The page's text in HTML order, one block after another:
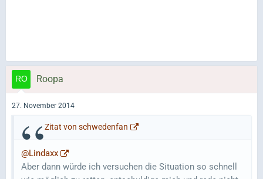
Roopa
27. November 2014
Zitat von schwedenfan
@Lindaxx
Aber dann würde ich versuchen die Situation so schnell